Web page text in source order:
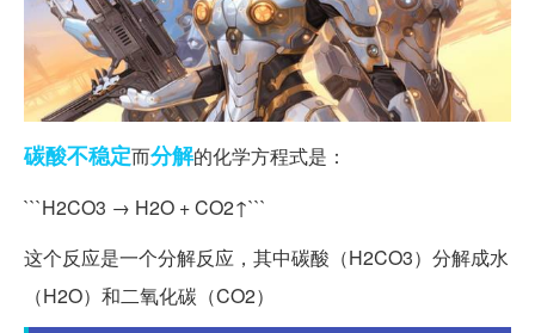
碳酸不稳定而分解的化学方程式是：
```H2CO3 → H2O + CO2↑```
这个反应是一个分解反应，其中碳酸（H2CO3）分解成水
（H2O）和二氧化碳（CO2）